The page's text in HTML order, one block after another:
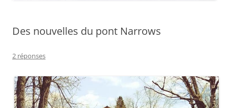
Des nouvelles du pont Narrows
2 réponses